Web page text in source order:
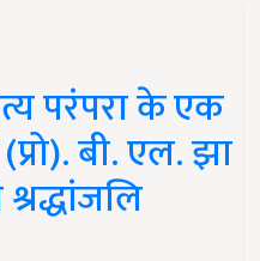
परंपरा के एक
बी. एल. झा